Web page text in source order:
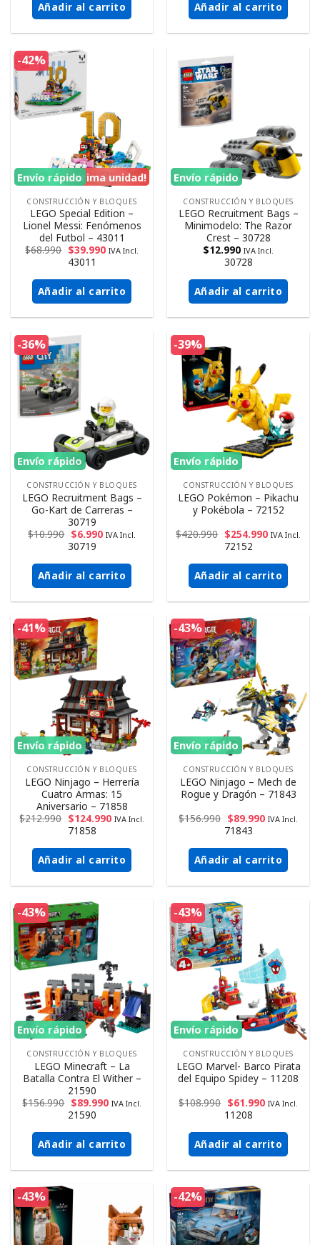
Añadir al carrito Añadir al carrito
-42%
¡Ultima unidad!
Envío rápido
CONSTRUCCIÓN Y BLOQUES
LEGO Special Edition –
Lionel Messi: Fenómenos
del Futbol – 43011
$68.990 $39.990 IVA Incl.
43011
Añadir al carrito
Envío rápido
CONSTRUCCIÓN Y BLOQUES
LEGO Recruitment Bags –
Minimodelo: The Razor
Crest – 30728
$12.990 IVA Incl.
30728
Añadir al carrito
-36%
Envío rápido
CONSTRUCCIÓN Y BLOQUES
LEGO Recruitment Bags –
Go-Kart de Carreras –
30719
$10.990 $6.990 IVA Incl.
30719
Añadir al carrito
-39%
Envío rápido
CONSTRUCCIÓN Y BLOQUES
LEGO Pokémon – Pikachu
y Pokébola – 72152
$420.990 $254.990 IVA Incl.
72152
Añadir al carrito
-41%
Envío rápido
CONSTRUCCIÓN Y BLOQUES
LEGO Ninjago – Herrería
Cuatro Armas: 15
Aniversario – 71858
$212.990 $124.990 IVA Incl.
71858
Añadir al carrito
-43%
Envío rápido
CONSTRUCCIÓN Y BLOQUES
LEGO Ninjago – Mech de
Rogue y Dragón – 71843
$156.990 $89.990 IVA Incl.
71843
Añadir al carrito
-43%
Envío rápido
CONSTRUCCIÓN Y BLOQUES
LEGO Minecraft – La
Batalla Contra El Wither –
21590
$156.990 $89.990 IVA Incl.
21590
Añadir al carrito
-43%
Envío rápido
CONSTRUCCIÓN Y BLOQUES
LEGO Marvel- Barco Pirata
del Equipo Spidey – 11208
$108.990 $61.990 IVA Incl.
11208
Añadir al carrito
-43% -42%